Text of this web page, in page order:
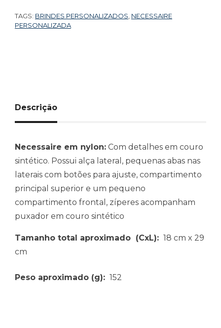
TAGS: BRINDES PERSONALIZADOS NECESSAIRE
PERSONALIZADA
Descrição
Necessaire em nylon: Com detalhes em couro
sintético. Possui alça lateral, pequenas abas nas
laterais com botões para ajuste, compartimento
principal superior e um pequeno
compartimento frontal, zíperes acompanham
puxador em couro sintético
Tamanho total aproximado (CxL): 18 cm x 29
cm
Peso aproximado (g): 152